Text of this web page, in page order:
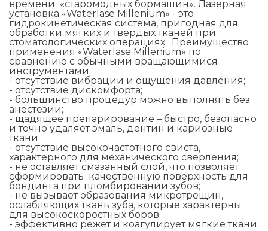
времени «старомодных бормашин». Лазерная
установка «Waterlase Millenium» - это
гидрокинетическая система, пригодная для
обработки мягких и твердых тканей при
стоматологических операциях. Преимущество
применения «Waterlase Millenium» по
сравнению с обычными вращающимися
инструментами:
- отсутствие вибрации и ощущения давления;
- отсутствие дискомфорта;
- большинство процедур можно выполнять без
анестезии;
- щадящее препарирование – быстро, безопасно
и точно удаляет эмаль, дентин и кариозные
ткани;
- отсутствие высокочастотного свиста,
характерного для механического сверления;
- не оставляет смазанный слой, что позволяет
сформировать качественную поверхность для
бондинга при пломбировании зубов;
- не вызывает образования микротрещин,
ослабляющих ткань зуба, которые характерны
для высокоскоростных боров;
- эффективно режет и коагулирует мягкие ткани.